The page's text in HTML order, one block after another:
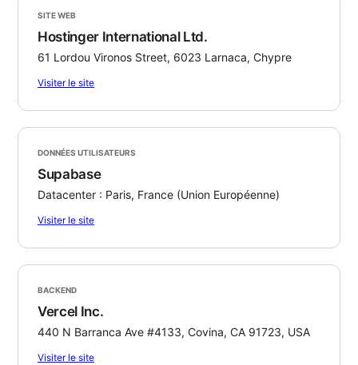
SITE WEB
Hostinger International Ltd.
61 Lordou Vironos Street, 6023 Larnaca, Chypre
Visiter le site
DONNÉES UTILISATEURS
Supabase
Datacenter : Paris, France (Union Européenne)
Visiter le site
BACKEND
Vercel Inc.
440 N Barranca Ave #4133, Covina, CA 91723, USA
Visiter le site